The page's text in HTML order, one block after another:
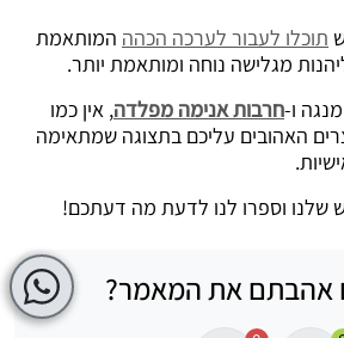
תוכלו לעבור לערכה הכהה המותאמת
מגלישה נוחה ומותאמת יותר.
ו-חרבות אנימה מפלדה, אין כמו
האהובים עליכם בתצוגה שמתאימה
וספרו לנו לדעת מה דעתכם!
אהבתם את המאמר?